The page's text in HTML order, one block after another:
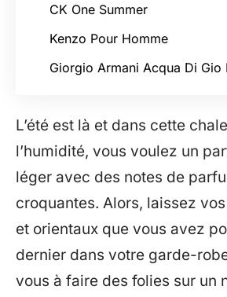
CK One Summer
Kenzo Pour Homme
Giorgio Armani Acqua Di Gio
L’été est là et dans cette
l’humidité, vous voulez un
léger avec des notes de
croquantes. Alors, laissez
et orientaux que vous avez
dernier dans votre garde-
vous à faire des folies sur un